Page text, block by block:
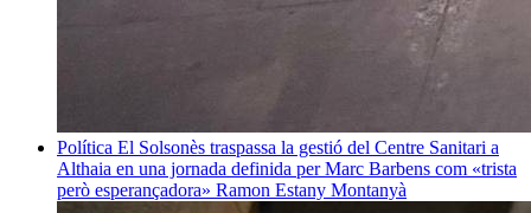
Política El Solsonès traspassa la gestió del Centre Sanitari a
Althaia en una jornada definida per Marc Barbens com «trista
però esperançadora» Ramon Estany Montanyà